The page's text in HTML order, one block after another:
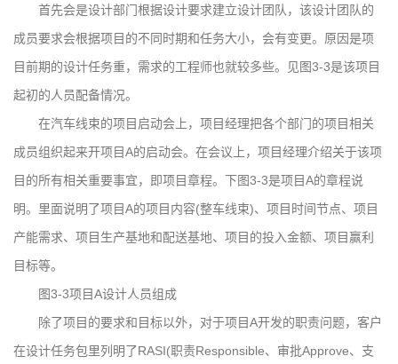
首先会是设计部门根据设计要求建立设计团队，该设计团队的
成员要求会根据项目的不同时期和任务大小，会有变更。原因是项
目前期的设计任务重，需求的工程师也就较多些。见图3-3是该项目
起初的人员配备情况。
在汽车线束的项目启动会上，项目经理把各个部门的项目相关
成员组织起来开项目A的启动会。在会议上，项目经理介绍关于该项
目的所有相关重要事宜，即项目章程。下图3-3是项目A的章程说
明。里面说明了项目A的项目内容(整车线束)、项目时间节点、项目
产能需求、项目生产基地和配送基地、项目的投入金额、项目赢利
目标等。
图3-3项目A设计人员组成
除了项目的要求和目标以外，对于项目A开发的职责问题，客户
在设计任务包里列明了RASI(职责Responsible、审批Approve、支